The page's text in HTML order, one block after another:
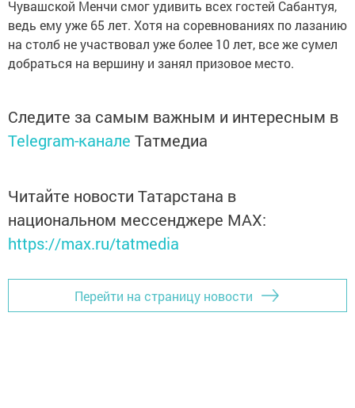
Чувашской Менчи смог удивить всех гостей Сабантуя,
ведь ему уже 65 лет. Хотя на соревнованиях по лазанию
на столб не участвовал уже более 10 лет, все же сумел
добраться на вершину и занял призовое место.
Следите за самым важным и интересным в
Telegram-канале Татмедиа
Читайте новости Татарстана в
национальном мессенджере MАХ:
https://max.ru/tatmedia
Перейти на страницу новости